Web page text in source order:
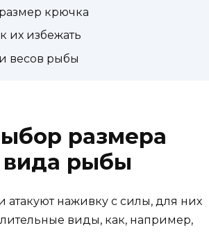
крючка
их избежать
весов рыбы
размера
вида рыбы
наживку с силы, для них
виды, как, например,